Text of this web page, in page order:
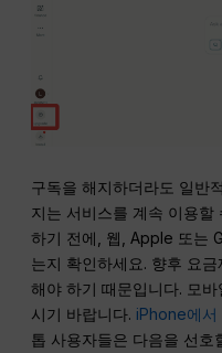
구독을 해지하더라도 일반
지는 서비스를 계속 이용할
하기 전에, 웹, Apple 또는
는지 확인하세요. 향후 요
해야 하기 때문입니다. 모
시기 바랍니다. iPhone에
톱 사용자들은 다음을 선호